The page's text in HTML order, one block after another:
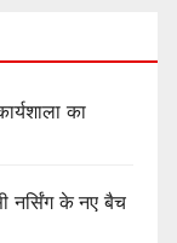
का
नर्सिंग के नए बैच